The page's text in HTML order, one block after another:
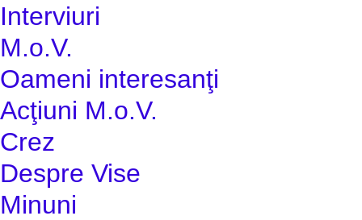
Interviuri
M.o.V.
Oameni interesanţi
Acţiuni M.o.V.
Crez
Despre Vise
Minuni